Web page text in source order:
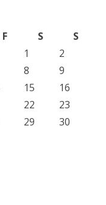
F S
S
1
2
8
9
15
16
22
23
29
30